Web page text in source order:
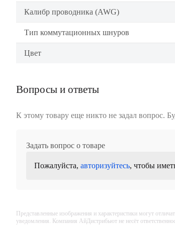
Калибр проводника (AWG)
Тип коммутационных шнуров
Цвет
Вопросы и ответы
К этому товару еще никто не задал вопрос.
Задать вопрос о товаре
Пожалуйста, авторизуйтесь, чтобы
Представленные изображения и характеристики могут
уведомления. Компания АйДистрибьют не несёт